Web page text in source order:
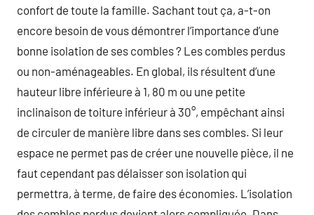
confort de toute la famille. Sachant tout ça, a-t-on
encore besoin de vous démontrer l’importance d’une
bonne isolation de ses combles ? Les combles perdus
ou non-aménageables. En global, ils résultent d’une
hauteur libre inférieure à 1, 80 m ou une petite
inclinaison de toiture inférieur à 30°, empêchant ainsi
de circuler de manière libre dans ses combles. Si leur
espace ne permet pas de créer une nouvelle pièce, il ne
faut cependant pas délaisser son isolation qui
permettra, à terme, de faire des économies. L’isolation